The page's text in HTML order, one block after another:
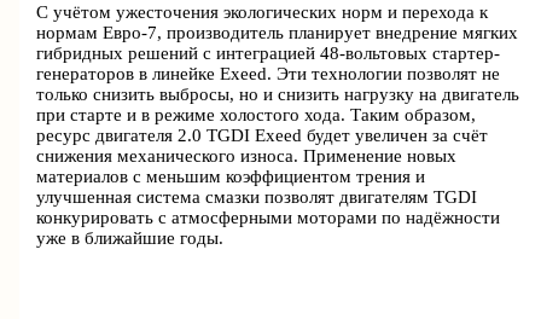
С учётом ужесточения экологических норм и перехода к
нормам Евро-7, производитель планирует внедрение мягких
гибридных решений с интеграцией 48-вольтовых стартер-
генераторов в линейке Exeed. Эти технологии позволят не
только снизить выбросы, но и снизить нагрузку на двигатель
при старте и в режиме холостого хода. Таким образом,
ресурс двигателя 2.0 TGDI Exeed будет увеличен за счёт
снижения механического износа. Применение новых
материалов с меньшим коэффициентом трения и
улучшенная система смазки позволят двигателям TGDI
конкурировать с атмосферными моторами по надёжности
уже в ближайшие годы.